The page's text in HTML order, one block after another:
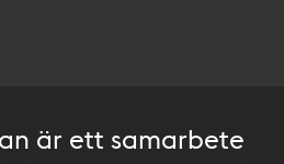
är ett samarbete